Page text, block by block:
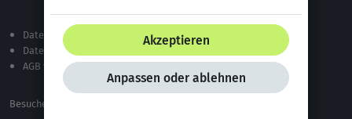
Datenschutzerklärung
Datenschutz bei XING
AGB von XING
Besuche uns auf: